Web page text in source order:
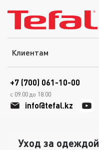
Клиентам
+7 (700) 061-10-00
с 09.00 до 18.00
info@tefal.kz
Уход за одеждой